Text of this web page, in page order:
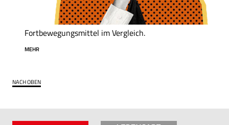
Fortbewegungsmittel im Vergleich.
MEHR
NACH OBEN